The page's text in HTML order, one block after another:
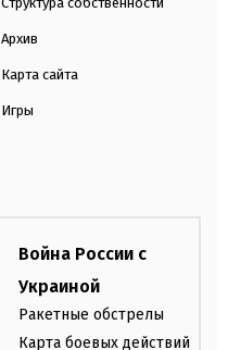
Архив
Карта сайта
Игры
Война России с
Украиной
Ракетные обстрелы
Карта боевых действий